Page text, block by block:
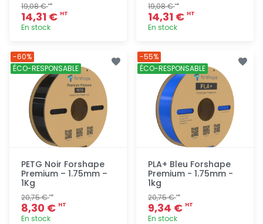
19,08 €HT
14,31 € HT
En stock
rapide
19,08 €HT
14,31 € HT
En stock
rapide
PETG Noir Forshape
Premium – 1.75mm –
1Kg
20,75 €HT
8,30 € HT
En stock
-60%
ÉCO-RESPONSABLE
PLA+ Bleu Forshape
Premium - 1.75mm -
1kg
20,75 €HT
9,34 € HT
En stock
-55%
ÉCO-RESPONSABLE